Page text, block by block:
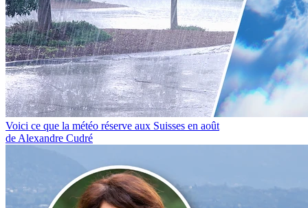
Voici ce que la météo réserve aux Suisses en août
de Alexandre Cudré